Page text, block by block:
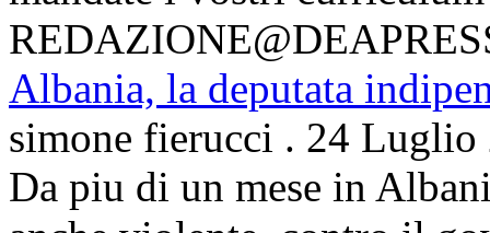
Albania, la deputata
simone fierucci . 24 Luglio
Da piu di un mese in